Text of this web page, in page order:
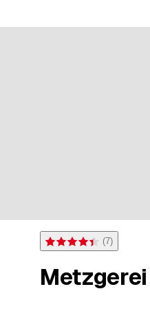
Rating 4.4 of 5 stars from
(7)
Metzgerei